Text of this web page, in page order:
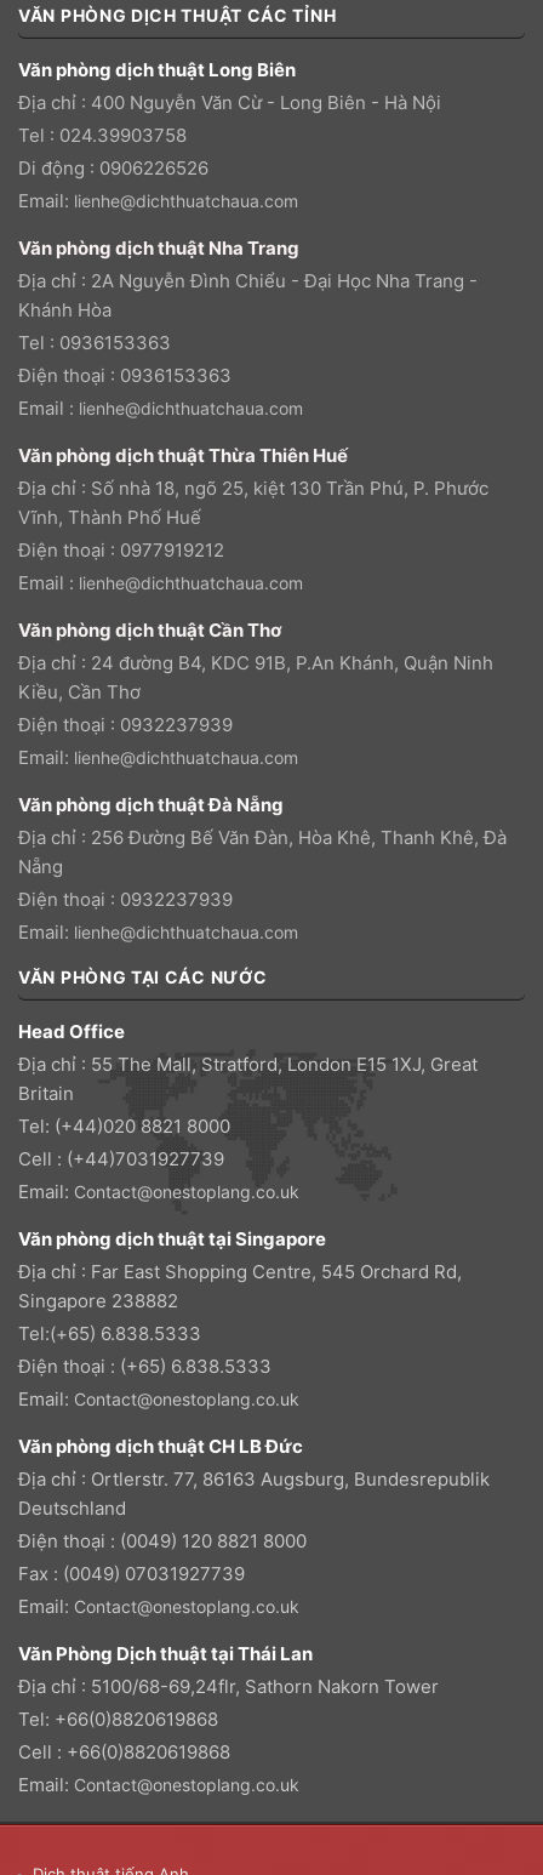
VĂN PHÒNG DỊCH THUẬT CÁC TỈNH
Văn phòng dịch thuật Long Biên
Địa chỉ : 400 Nguyễn Văn Cừ - Long Biên - Hà Nội
Tel : 024.39903758
Di động : 0906226526
Email: lienhe@dichthuatchaua.com
Văn phòng dịch thuật Nha Trang
Địa chỉ : 2A Nguyễn Đình Chiểu - Đại Học Nha Trang -
Khánh Hòa
Tel : 0936153363
Điện thoại : 0936153363
Email : lienhe@dichthuatchaua.com
Văn phòng dịch thuật Thừa Thiên Huế
Địa chỉ : Số nhà 18, ngõ 25, kiệt 130 Trần Phú, P. Phước
Vĩnh, Thành Phố Huế
Điện thoại : 0977919212
Email : lienhe@dichthuatchaua.com
Văn phòng dịch thuật Cần Thơ
Địa chỉ : 24 đường B4, KDC 91B, P.An Khánh, Quận Ninh
Kiều, Cần Thơ
Điện thoại : 0932237939
Email: lienhe@dichthuatchaua.com
Văn phòng dịch thuật Đà Nẵng
Địa chỉ : 256 Đường Bế Văn Đàn, Hòa Khê, Thanh Khê, Đà
Nẵng
Điện thoại : 0932237939
Email: lienhe@dichthuatchaua.com
VĂN PHÒNG TẠI CÁC NƯỚC
Head Office
Địa chỉ : 55 The Mall, Stratford, London E15 1XJ, Great
Britain
Tel: (+44)020 8821 8000
Cell : (+44)7031927739
Email: Contact@onestoplang.co.uk
Văn phòng dịch thuật tại Singapore
Địa chỉ : Far East Shopping Centre, 545 Orchard Rd,
Singapore 238882
Tel:(+65) 6.838.5333
Điện thoại : (+65) 6.838.5333
Email: Contact@onestoplang.co.uk
Văn phòng dịch thuật CH LB Đức
Địa chỉ : Ortlerstr. 77, 86163 Augsburg, Bundesrepublik
Deutschland
Điện thoại : (0049) 120 8821 8000
Fax : (0049) 07031927739
Email: Contact@onestoplang.co.uk
Văn Phòng Dịch thuật tại Thái Lan
Địa chỉ : 5100/68-69,24flr, Sathorn Nakorn Tower
Tel: +66(0)8820619868
Cell : +66(0)8820619868
Email: Contact@onestoplang.co.uk